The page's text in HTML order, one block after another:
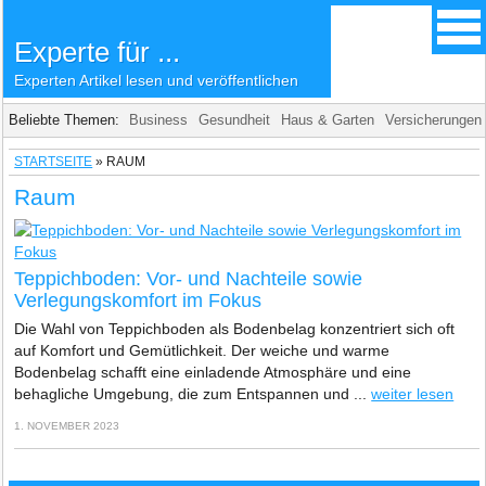
Experte für ...
Experten Artikel lesen und veröffentlichen
Beliebte Themen: Business Gesundheit Haus & Garten Versicherungen
STARTSEITE » RAUM
Raum
Teppichboden: Vor- und Nachteile sowie
Verlegungskomfort im Fokus
Die Wahl von Teppichboden als Bodenbelag konzentriert sich oft
auf Komfort und Gemütlichkeit. Der weiche und warme
Bodenbelag schafft eine einladende Atmosphäre und eine
behagliche Umgebung, die zum Entspannen und ...weiter lesen
1. NOVEMBER 2023